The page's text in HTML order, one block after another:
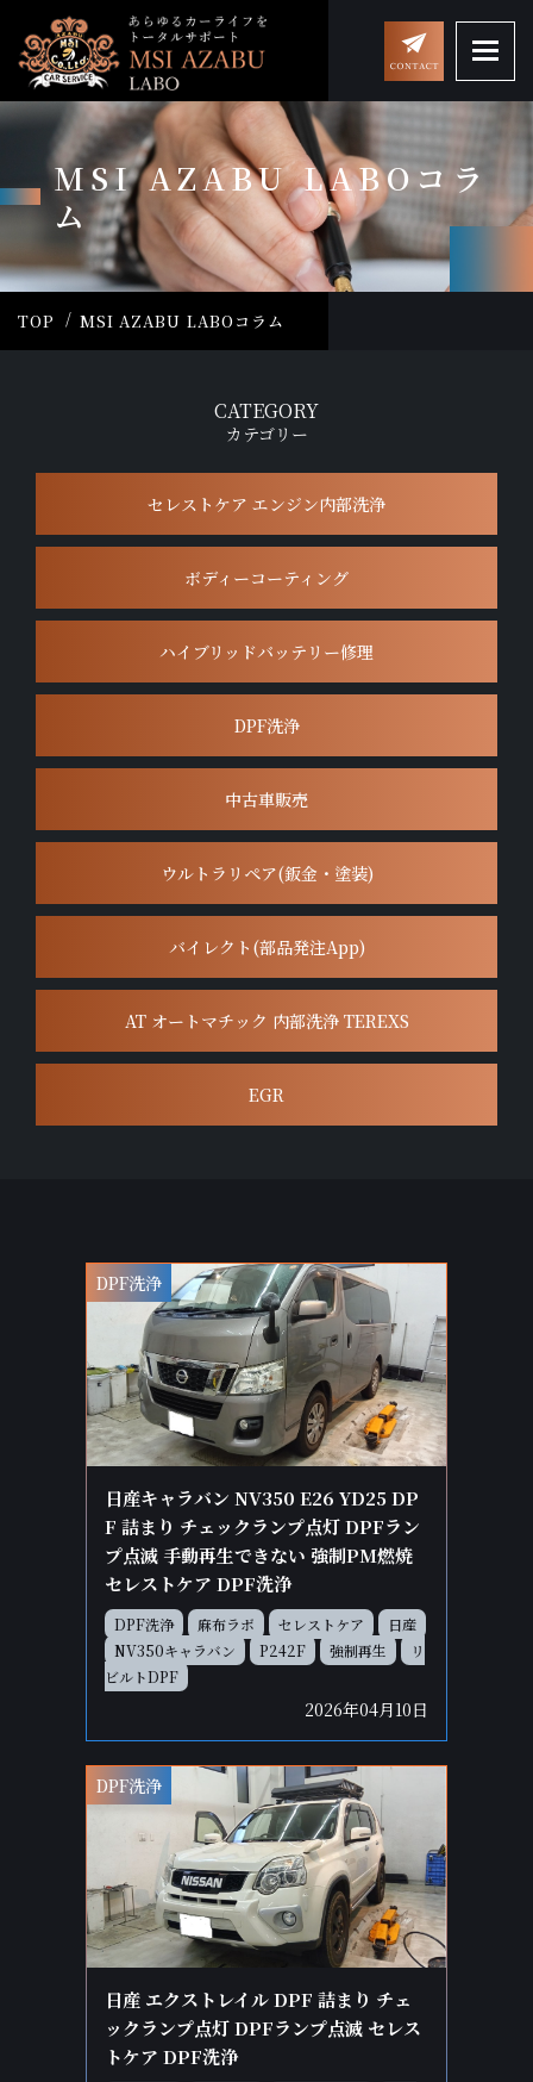
MSI AZABU LABOコラ
ム
TOP MSI AZABU LABOコラム
CATEGORY
カテゴリー
セレストケア エンジン内部洗浄
ボディーコーティング
ハイブリッドバッテリー修理
DPF洗浄
中古車販売
ウルトラリペア(鈑金・塗装)
バイレクト(部品発注App)
AT オートマチック 内部洗浄 TEREXS
EGR
DPF洗浄
日産キャラバン NV350 E26 YD25 DP
F 詰まり チェックランプ点灯 DPFラン
プ点滅 手動再生できない 強制PM燃焼
セレストケア DPF洗浄
DPF洗浄 麻布ラボ セレストケア
日産
NV350キャラバン
P242F 強制再生
リ
ビルトDPF
2026年04月10日
DPF洗浄
日産 エクストレイル DPF 詰まり チェ
ックランプ点灯 DPFランプ点滅 セレス
トケア DPF洗浄